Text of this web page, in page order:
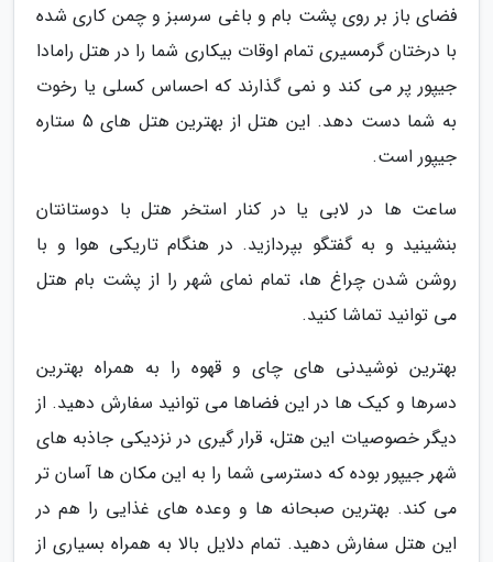
فضای باز بر روی پشت بام و باغی سرسبز و چمن کاری شده
با درختان گرمسیری تمام اوقات بیکاری شما را در هتل رامادا
جیپور پر می کند و نمی گذارند که احساس کسلی یا رخوت
به شما دست دهد. این هتل از بهترین هتل های 5 ستاره
جیپور است.
ساعت ها در لابی یا در کنار استخر هتل با دوستانتان
بنشینید و به گفتگو بپردازید. در هنگام تاریکی هوا و با
روشن شدن چراغ ها، تمام نمای شهر را از پشت بام هتل
می توانید تماشا کنید.
بهترین نوشیدنی های چای و قهوه را به همراه بهترین
دسرها و کیک ها در این فضاها می توانید سفارش دهید. از
دیگر خصوصیات این هتل، قرار گیری در نزدیکی جاذبه های
شهر جیپور بوده که دسترسی شما را به این مکان ها آسان تر
می کند. بهترین صبحانه ها و وعده های غذایی را هم در
این هتل سفارش دهید. تمام دلایل بالا به همراه بسیاری از